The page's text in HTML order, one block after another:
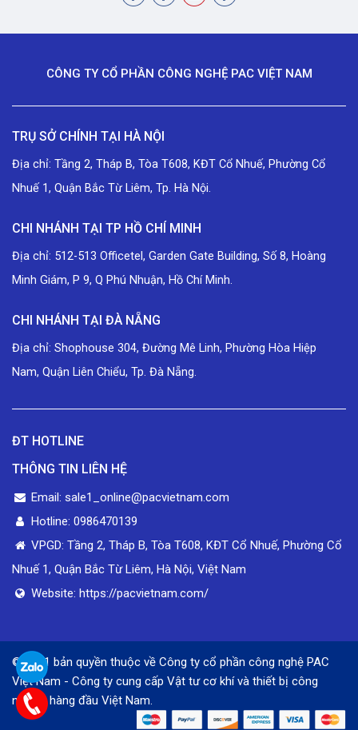
CÔNG TY CỔ PHẦN CÔNG NGHỆ PAC VIỆT NAM
TRỤ SỞ CHÍNH TẠI HÀ NỘI
Địa chỉ: Tầng 2, Tháp B, Tòa T608, KĐT Cổ Nhuế, Phường Cổ
Nhuế 1, Quận Bắc Từ Liêm, Tp. Hà Nội.
CHI NHÁNH TẠI TP HỒ CHÍ MINH
Địa chỉ: 512-513 Officetel, Garden Gate Building, Số 8, Hoàng
Minh Giám, P 9, Q Phú Nhuận, Hồ Chí Minh.
CHI NHÁNH TẠI ĐÀ NẴNG
Địa chỉ: Shophouse 304, Đường Mê Linh, Phường Hòa Hiệp
Nam, Quận Liên Chiểu, Tp. Đà Nẵng.
ĐT HOTLINE
THÔNG TIN LIÊN HỆ
Email: sale1_online@pacvietnam.com
Hotline: 0986470139
VPGD: Tầng 2, Tháp B, Tòa T608, KĐT Cổ Nhuế, Phường Cổ
Nhuế 1, Quận Bắc Từ Liêm, Hà Nội, Việt Nam
Website: https://pacvietnam.com/
© 2021 bản quyền thuộc về Công ty cổ phần công nghệ PAC
Việt Nam - Công ty cung cấp Vật tư cơ khí và thiết bị công
nghiệp hàng đầu Việt Nam.